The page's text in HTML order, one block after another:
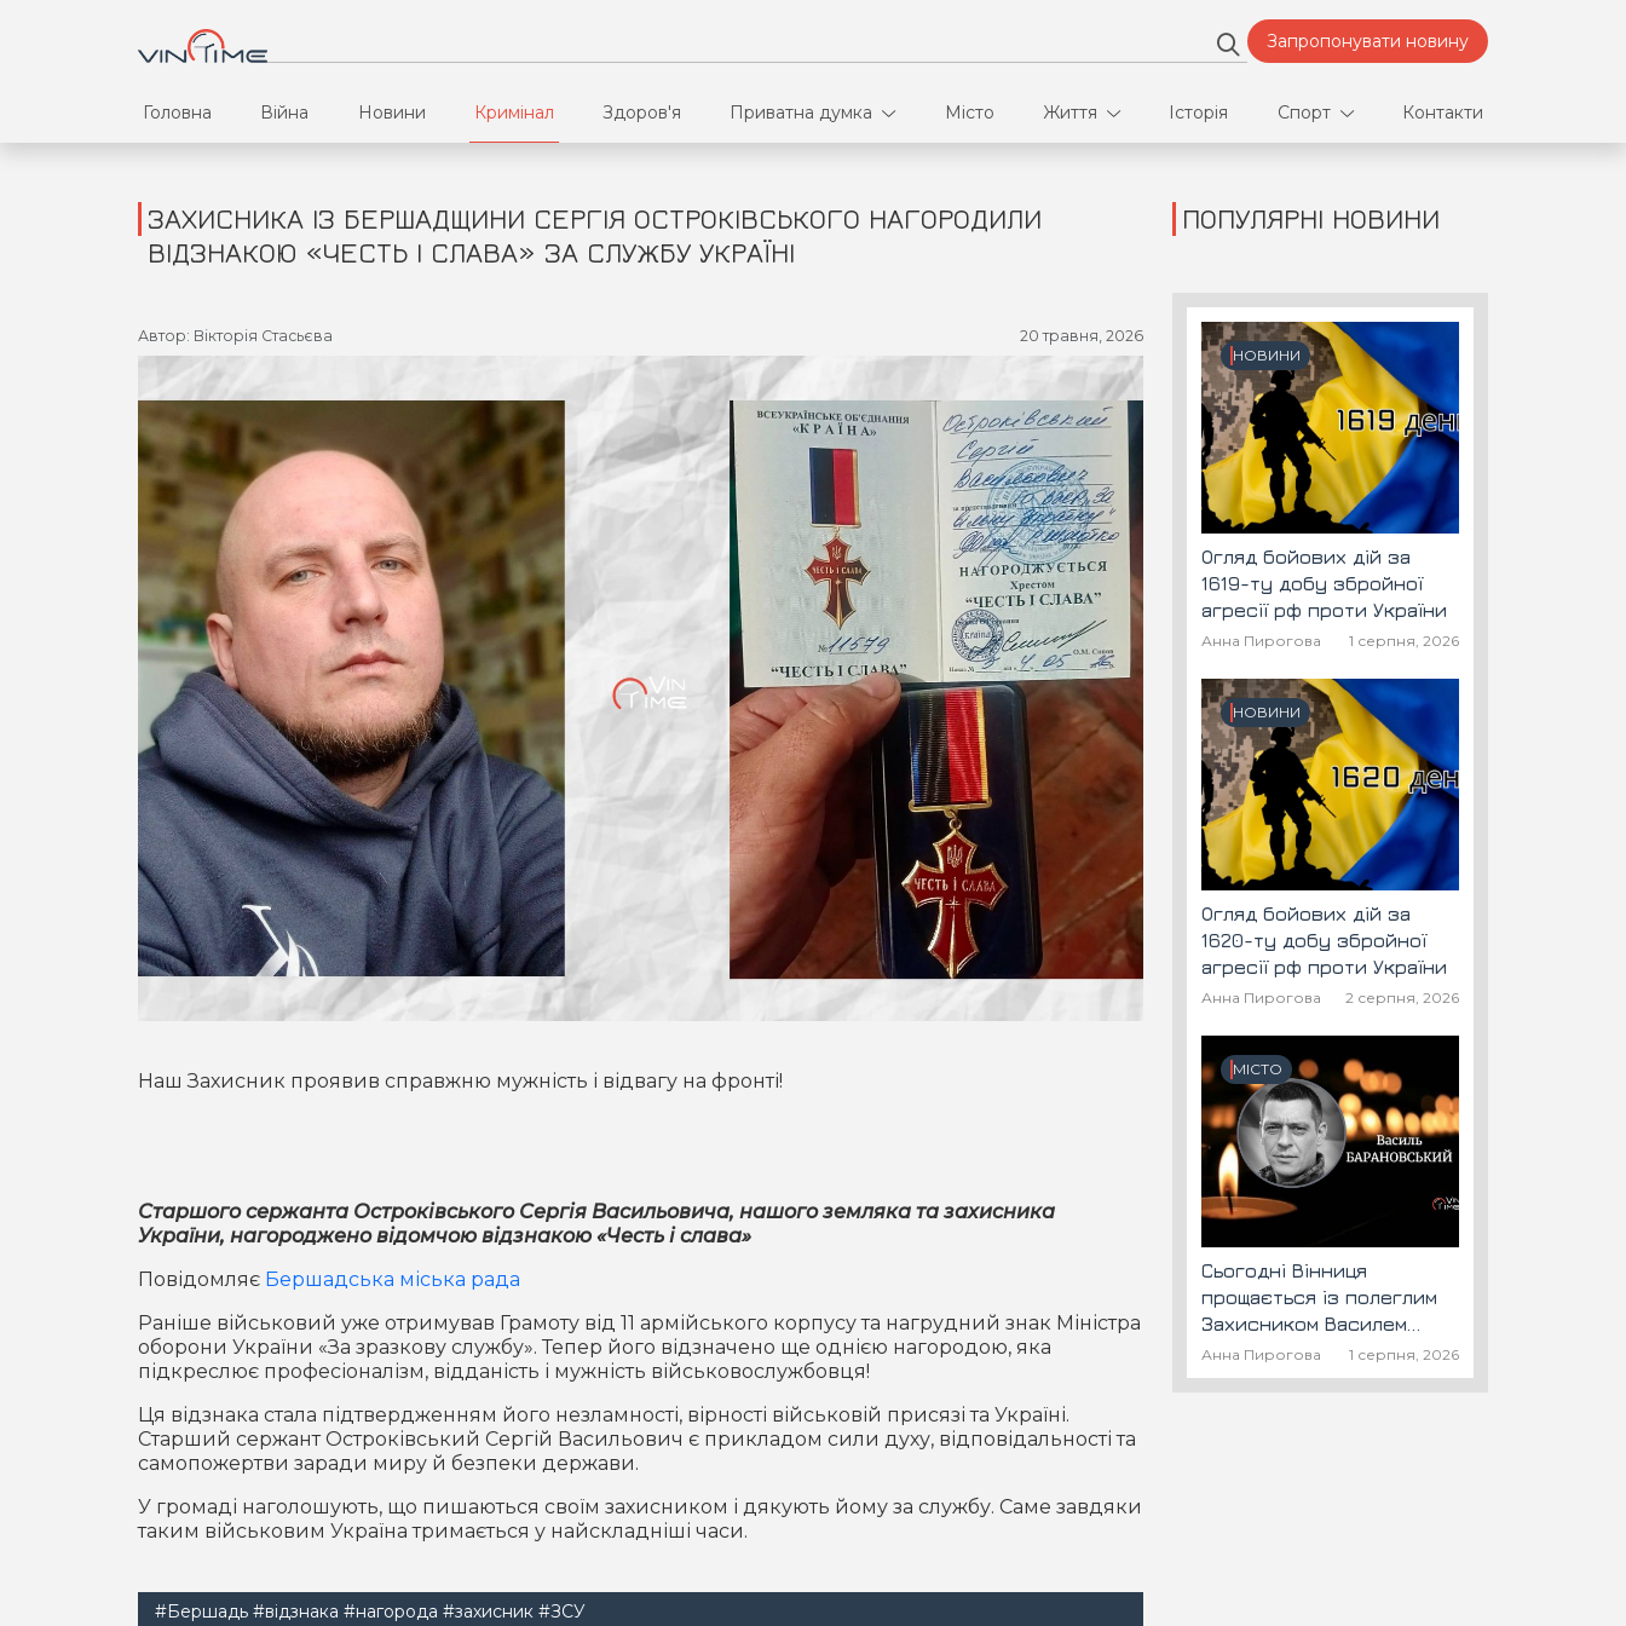
Запропонувати новину
Головна Війна Новини Кримінал Здоров'я Приватна думка
В кулуарах
Місто Життя
Партнери
Спорт
Історія Спорт
Футбол
Контакти
ЗАХИСНИКА ІЗ БЕРШАДЩИНИ СЕРГІЯ ОСТРОКІВСЬКОГО НАГОРОДИЛИ
ВІДЗНАКОЮ «ЧЕСТЬ І СЛАВА» ЗА СЛУЖБУ УКРАЇНІ
Автор: Вікторія Стасьєва 20 травня, 2026
Наш Захисник проявив справжню мужність і відвагу на фронті!
Старшого сержанта Остроківського Сергія Васильовича, нашого земляка та захисника
України, нагороджено відомчою відзнакою «Честь і слава»
Повідомляє Бершадська міська рада
Раніше військовий уже отримував Грамоту від 11 армійського корпусу та нагрудний знак Міністра
оборони України «За зразкову службу». Тепер його відзначено ще однією нагородою, яка
підкреслює професіоналізм, відданість і мужність військовослужбовця!
Ця відзнака стала підтвердженням його незламності, вірності військовій присязі та Україні.
Старший сержант Остроківський Сергій Васильович є прикладом сили духу, відповідальності та
самопожертви заради миру й безпеки держави.
У громаді наголошують, що пишаються своїм захисником і дякують йому за службу. Саме завдяки
таким військовим Україна тримається у найскладніші часи.
#Бершадь #відзнака #нагорода #захисник #ЗСУ
ПОПУЛЯРНІ НОВИНИ
НОВИНИ
Огляд бойових дій за
1619-ту добу збройної
агресії рф проти України
Анна Пирогова 1 серпня, 2026
НОВИНИ
Огляд бойових дій за
1620-ту добу збройної
агресії рф проти України
Анна Пирогова 2 серпня, 2026
МІСТО
Сьогодні Вінниця
прощається із полеглим
Захисником Василем
Барановським "Шторм"
Анна Пирогова 1 серпня, 2026